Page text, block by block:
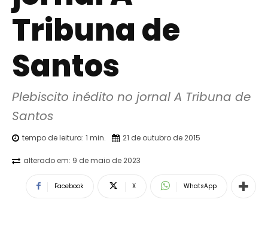
Tribuna de
Santos
Plebiscito inédito no jornal A Tribuna de
Santos
tempo de leitura: 1 min. 21 de outubro de 2015
alterado em: 9 de maio de 2023
Facebook X WhatsApp